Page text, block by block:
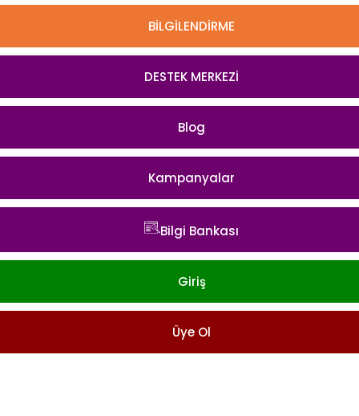
BİLGİLENDİRME
DESTEK MERKEZİ
Blog
Kampanyalar
Bilgi Bankası
Giriş
Üye Ol